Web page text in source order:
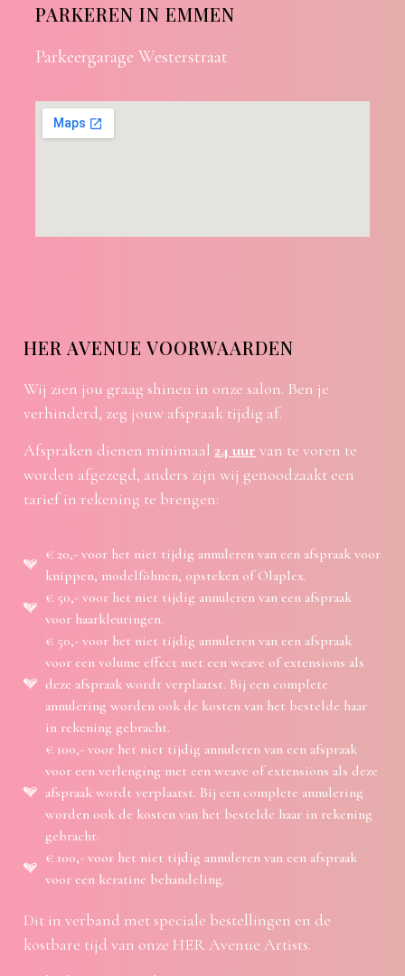
PARKEREN IN EMMEN
Parkeergarage Westerstraat
HER AVENUE VOORWAARDEN
Wij zien jou graag shinen in onze salon. Ben je
verhinderd, zeg jouw afspraak tijdig af.
Afspraken dienen minimaal24 uur van te voren te
worden afgezegd, anders zijn wij genoodzaakt een
tarief in rekening te brengen:
€ 20,- voor het niet tijdig annuleren van een afspraak voor
knippen, modelföhnen, opsteken of Olaplex.
€ 50,- voor het niet tijdig annuleren van een afspraak
voor haarkleuringen.
€ 50,- voor het niet tijdig annuleren van een afspraak
voor een volume effect met een weave of extensions als
deze afspraak wordt verplaatst. Bij een complete
annulering worden ook de kosten van het bestelde haar
in rekening gebracht.
€ 100,- voor het niet tijdig annuleren van een afspraak
voor een verlenging met een weave of extensions als deze
afspraak wordt verplaatst. Bij een complete annulering
worden ook de kosten van het bestelde haar in rekening
gebracht.
€ 100,- voor het niet tijdig annuleren van een afspraak
voor een keratine behandeling.
Dit in verband met speciale bestellingen en de
kostbare tijd van onze HER Avenue Artists.